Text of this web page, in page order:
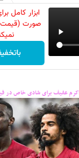
ابزار کامل
صورت (قیمت
عفیف برای شادی خاص در